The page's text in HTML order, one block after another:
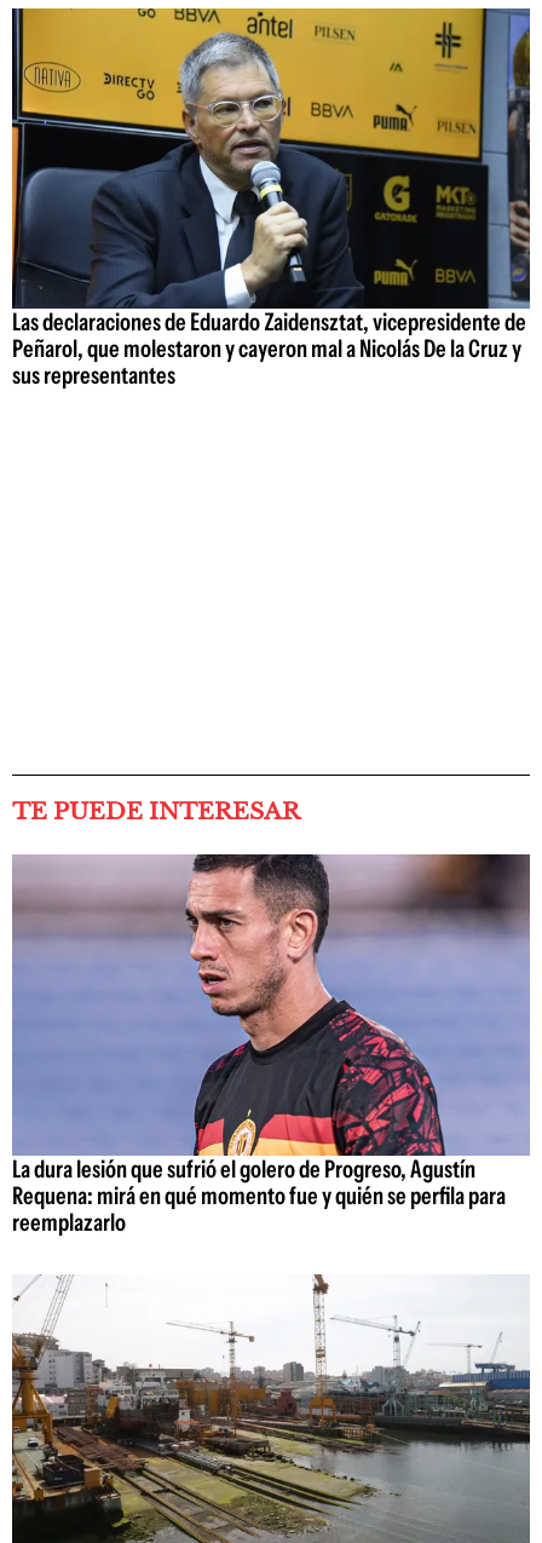
Las declaraciones de Eduardo Zaidensztat, vicepresidente de
Peñarol, que molestaron y cayeron mal a Nicolás De la Cruz y
sus representantes
TE PUEDE INTERESAR
La dura lesión que sufrió el golero de Progreso, Agustín
Requena: mirá en qué momento fue y quién se perfila para
reemplazarlo